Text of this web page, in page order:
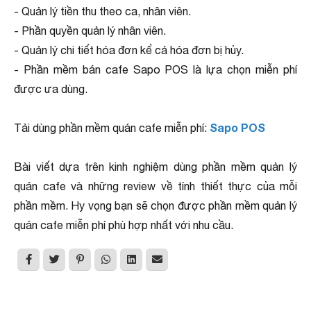
- Quản lý tiền thu theo ca, nhân viên.
- Phần quyền quản lý nhân viên.
- Quản lý chi tiết hóa đơn kể cả hóa đơn bị hủy.
- Phần mềm bán cafe Sapo POS là lựa chọn miễn phí
được ưa dùng.
Tải dùng phần mềm quán cafe miễn phí: Sapo POS
Bài viết dựa trên kinh nghiệm dùng phần mềm quản lý
quán cafe và những review về tính thiết thực của mỗi
phần mềm. Hy vọng bạn sẽ chọn được phần mềm quản lý
quán cafe miễn phí phù hợp nhất với nhu cầu.